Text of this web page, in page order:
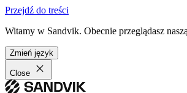
Przejdź do treści
Witamy w Sandvik. Obecnie przeglądasz
Zmień język
Close